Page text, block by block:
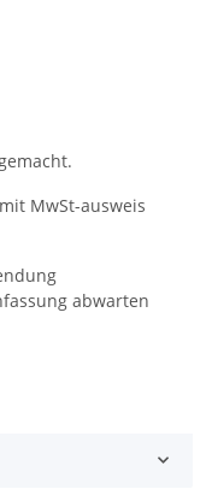
MwSt-ausweis
abwarten